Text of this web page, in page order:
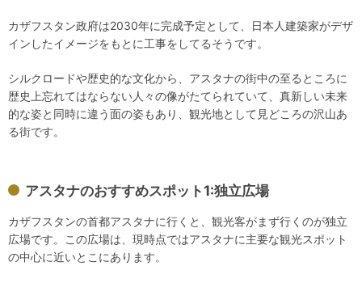
カザフスタン政府は2030年に完成予定として、日本人建築家がデザ
インしたイメージをもとに工事をしてるそうです。
シルクロードや歴史的な文化から、アスタナの街中の至るところに
歴史上忘れてはならない人々の像がたてられていて、真新しい未来
的な姿と同時に違う面の姿もあり、観光地として見どころの沢山あ
る街です。
アスタナのおすすめスポット1:独立広場
カザフスタンの首都アスタナに行くと、観光客がまず行くのが独立
広場です。この広場は、現時点ではアスタナに主要な観光スポット
の中心に近いとこにあります。